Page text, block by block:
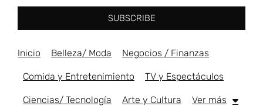
SUBSCRIBE
Inicio Belleza/ Moda Negocios / Finanzas
Comida y Entretenimiento TV y Espectáculos
Ciencias/ Tecnología Arte y Cultura Ver más